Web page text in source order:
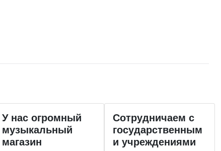
У нас огромный
музыкальный
магазин
Сотрудничаем с
государственным
и учреждениями